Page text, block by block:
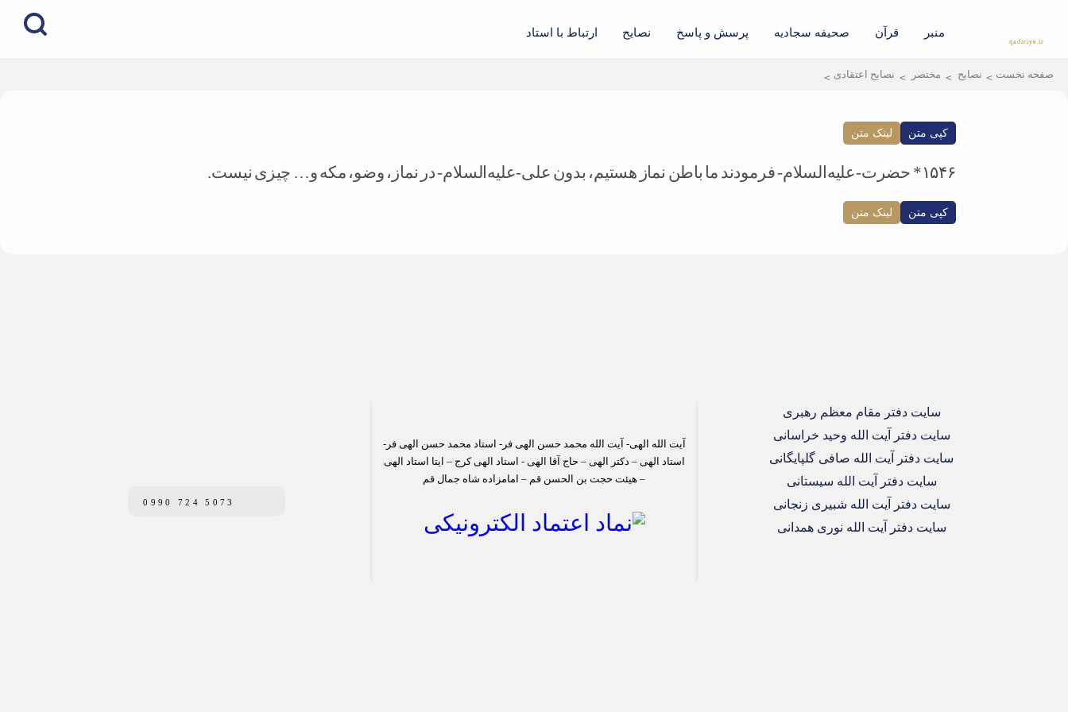
qadiriye.ir
منبر قرآن صحیفه سجادیه پرسش و پاسخ نصایح ارتباط با استاد
صفحه نخست نصایح مختصر نصایح اعتقادی
کپی متن لینک متن
۱۵۴۶* حضرت-علیه‌السلام- فرمودند ما باطن نماز هستیم، بدون علی-علیه‌السلام- در نماز، وضو، مکه و… چیزی نیست.
کپی متن لینک متن
سایت دفتر مقام معظم رهبری
سایت دفتر آیت الله وحید خراسانی
سایت دفتر آیت الله صافی گلپایگانی
سایت دفتر آیت الله سیستانی
سایت دفتر آیت الله شبیری زنجانی
سایت دفتر آیت الله نوری همدانی
آیت الله الهی- آیت الله محمد حسن الهی فر- استاد محمد حسن الهی فر-
استاد الهی – دکتر الهی – حاج آقا الهی - استاد الهی کرج – ایتا استاد الهی
– هیئت حجت بن الحسن قم – امامزاده شاه جمال قم
0990 724 5073